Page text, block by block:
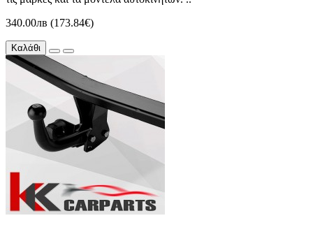
340.00лв (173.84€)
Καλάθι